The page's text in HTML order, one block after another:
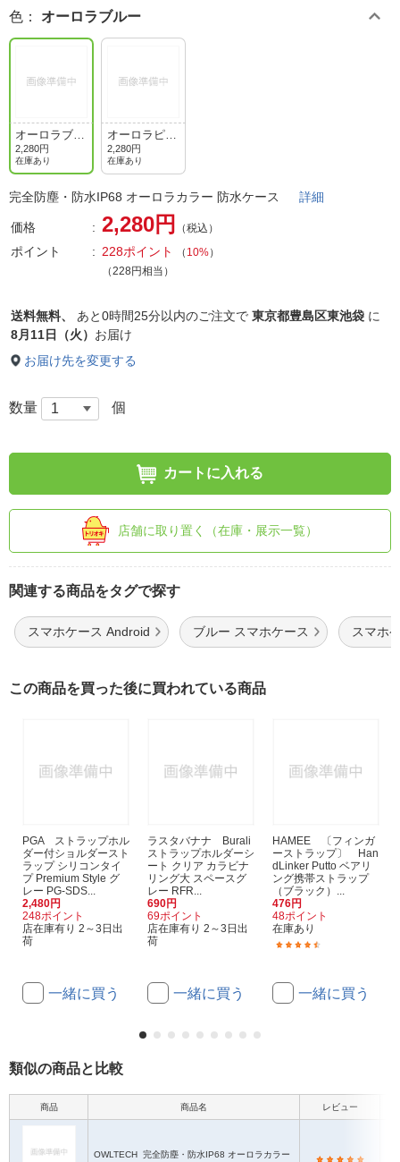
色 ： オーロラブルー
オーロラブル
ー
2,280円
在庫あり
オーロラピン
ク
2,280円
在庫あり
完全防塵・防水IP68 オーロラカラー 防水ケース 詳細
価格 2,280円 （税込）
ポイント 228ポイント （ 10%）
（228円相当）
送料無料、 あと0時間25分以内のご注文で 東京都豊島区東池袋 に
8月11日（火） お届け
お届け先を変更する
数量 個
カートに入れる
店舗に取り置く（在庫・展示一覧）
関連する商品をタグで探す
スマホケース Android ブルー スマホケース スマホ
この商品を買った後に買われている商品
PGA ストラップホル
ダー付ショルダースト
ラップ シリコンタイ
プ Premium Style グ
レー PG-SDS...
2,480円
248ポイント
店在庫有り 2～3日出
荷
一緒に買う
ラスタバナナ Burali
ストラップホルダーシ
ート クリア カラビナ
リング大 スペースグ
レー RFR...
690円
69ポイント
店在庫有り 2～3日出
荷
一緒に買う
HAMEE 〔フィンガ
ーストラップ〕 Han
dLinker Putto ベアリ
ング携帯ストラップ
（ブラック）...
476円
48ポイント
在庫あり
一緒に買う
類似の商品と比較
商品 商品名 レビュー
OWLTECH